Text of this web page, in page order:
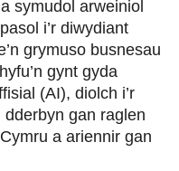
symudol arweiniol
i’r diwydiant
grymuso busnesau
gynt gyda
(AI), diolch i’r
dderbyn gan raglen
a ariennir gan